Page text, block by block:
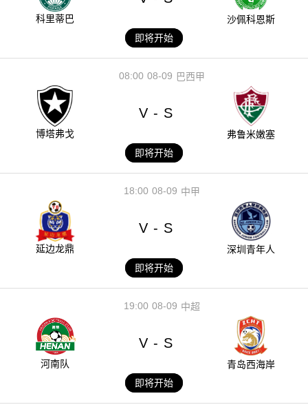
科里蒂巴
沙佩科恩斯
即将开始
08-09
08:00 巴西甲
博塔弗戈
V - S
弗鲁米嫩塞
即将开始
08-09
18:00 中甲
延边龙鼎
V - S
深圳青年人
即将开始
08-09
19:00 中超
河南队
V - S
青岛西海岸
即将开始